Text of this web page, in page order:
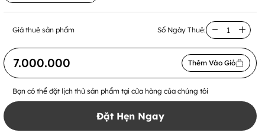
Giá thuê sản phẩm Số Ngày Thuê:
7.000.000 Thêm Vào Giỏ
Bạn có thể đặt lịch thử sản phẩm tại cửa hàng của chúng tôi
Đặt Hẹn Ngay